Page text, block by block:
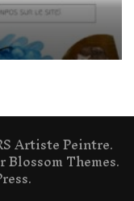
Artiste Peintre.
Blossom Themes.
.